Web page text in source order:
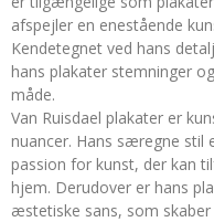
afspejler en enestående
Kendetegnet ved hans
hans plakater stemninger
måde.
Van Ruisdael plakater er
nuancer. Hans særegne stil
passion for kunst, der kan
hjem. Derudover er hans
æstetiske sans, som